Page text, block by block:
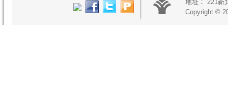
地址： 221新
Copyright ©